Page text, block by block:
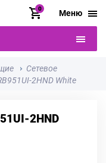
0 Меню
Сетевое
2HND White
2HND